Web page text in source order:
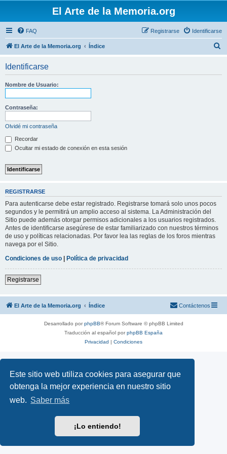
Este sitio web utiliza cookies para asegurar que
obtenga la mejor experiencia en nuestro sitio
web. Saber más
¡Lo entiendo!
El Arte de la Memoria.org
FAQ Identificarse
Registrarse
El Arte de la Memoria.org Índice
Identificarse
Nombre de Usuario:
Contraseña:
Olvidé mi contraseña
Recordar
Ocultar mi estado de conexión en esta sesión
REGISTRARSE
Para autenticarse debe estar registrado. Registrarse tomará solo unos pocos
segundos y le permitirá un amplio acceso al sistema. La Administración del
Sitio puede además otorgar permisos adicionales a los usuarios registrados.
Antes de identificarse asegúrese de estar familiarizado con nuestros términos
de uso y políticas relacionadas. Por favor lea las reglas de los foros mientras
navega por el Sitio.
Condiciones de uso | Política de privacidad
Registrarse
El Arte de la Memoria.org Índice Contáctenos
Desarrollado porphpBB® Forum Software © phpBB Limited
Traducción al español porphpBB España
Privacidad | Condiciones